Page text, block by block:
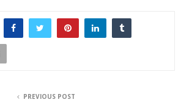
PREVIOUS POST